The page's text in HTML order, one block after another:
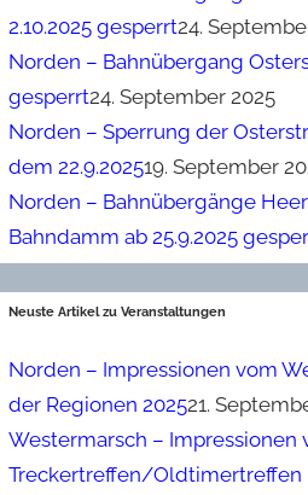
2.10.2025 gesperrt24.
Norden – Bahnübergang
gesperrt24. September 2025
Norden – Sperrung der
dem 22.9.202519. September
Norden – Bahnübergänge
Bahndamm ab 25.9.2025
Neuste Artikel zu Veranstaltungen
Norden – Impressionen vom
der Regionen 202521.
Westermarsch – Impressionen
Treckertreffen/Oldtimertreffen